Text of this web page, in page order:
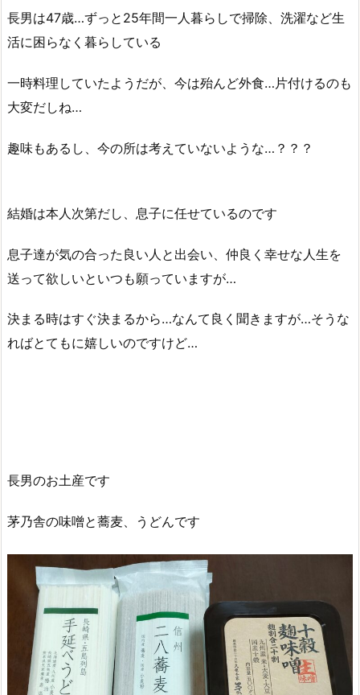
長男は47歳…ずっと25年間一人暮らしで掃除、洗濯など生
活に困らなく暮らしている
一時料理していたようだが、今は殆んど外食…片付けるのも
大変だしね…
趣味もあるし、今の所は考えていないような…？？？
結婚は本人次第だし、息子に任せているのです
息子達が気の合った良い人と出会い、仲良く幸せな人生を
送って欲しいといつも願っていますが…
決まる時はすぐ決まるから…なんて良く聞きますが…そうな
ればとてもに嬉しいのですけど…
長男のお土産です
茅乃舎の味噌と蕎麦、うどんです